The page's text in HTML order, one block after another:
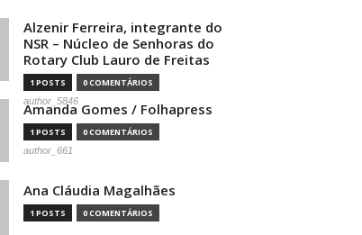
Alzenir Ferreira, integrante do
NSR – Núcleo de Senhoras do
Rotary Club Lauro de Freitas
1 POSTS 0 COMENTÁRIOS
author_5846
Amanda Gomes / Folhapress
1 POSTS 0 COMENTÁRIOS
author_661
Ana Cláudia Magalhães
1 POSTS 0 COMENTÁRIOS